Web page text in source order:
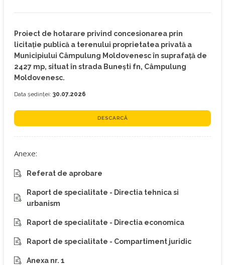
Proiect de hotarare privind concesionarea prin
licitație publică a terenului proprietatea privată a
Municipiului Câmpulung Moldovenesc în suprafață de
2427 mp, situat în strada Bunești fn, Câmpulung
Moldovenesc.
Data ședinței: 30.07.2026
DESCARCĂ
Anexe:
Referat de aprobare
Raport de specialitate - Directia tehnica si
urbanism
Raport de specialitate - Directia economica
Raport de specialitate - Compartiment juridic
Anexa nr. 1